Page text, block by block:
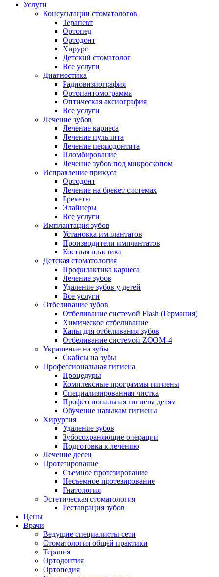
Услуги
Консультации стоматологов
Терапевт
Ортопед
Ортодонт
Хирург
Детский стоматолог
Все услуги
Диагностика
Радиовизиография
Ортопантомограмма
Оптическая аксиография
Все услуги
Лечение зубов
Лечение кариеса
Лечение пульпита
Лечение периодонтита
Пломбирование
Лечение зубов под микроскопом
Исправление прикуса
Ортодонт
Лечение на брекет системах
Брекеты
Элайнеры
Все услуги
Имплантация зубов
Установка имплантатов
Производители имплантатов
Костная пластика
Детская стоматология
Профилактика кариеса
Лечение зубов
Удаление зубов у детей
Все услуги
Отбеливание зубов
Отбеливание системой Flash (Германия)
Химическое отбеливание
Капы для отбеливания зубов
Отбеливание системой ZOOM-4
Украшение на зубы
Скайсы на зубы
Профессиональная гигиена
Процедуры
Комплексные программы гигиены
Специализированная чистка
Профессиональная гигиена детям
Обучение навыкам гигиены
Хирургия
Удаление зубов
Зубосохраняющие операции
Подготовка к лечению
Лечение десен
Протезирование
Съемное протезирование
Несъемное протезирование
Гнатология
Эстетическая стоматология
Реставрация зубов
Цены
Врачи
Ведущие специалисты сети
Стоматология общей практики
Терапия
Ортодонтия
Ортопедия